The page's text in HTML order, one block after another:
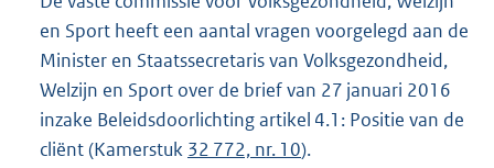
b
en Sport heeft een aantal vragen voorgelegd aan de
Minister en Staatssecretaris van Volksgezondheid,
Welzijn en Sport over de brief van 27 januari 2016
inzake Beleidsdoorlichting artikel 4.1: Positie van de
cliënt (Kamerstuk 32 772, nr. 10).